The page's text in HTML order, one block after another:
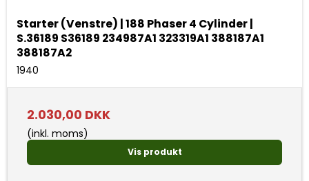
Starter (Venstre) | 188 Phaser 4 Cylinder |
S.36189 S36189 234987A1 323319A1 388187A1
388187A2
1940
2.030,00 DKK
(inkl. moms)
Vis produkt